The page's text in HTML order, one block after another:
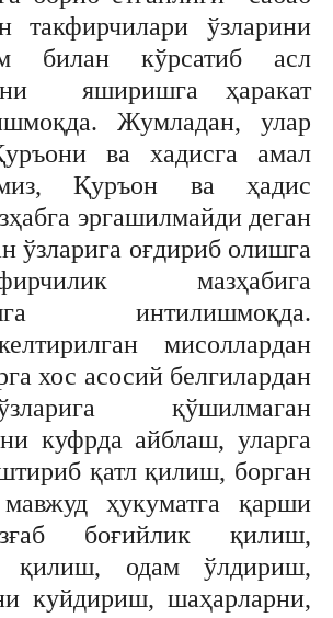
такфирчилари ўзларини
билан кўрсатиб асл
яширишга ҳаракат
Жумладан, улар
ва хадисга амал
Қуръон ва ҳадис
эргашилмайди деган
ўзларига оғдириб олишга
мазҳабига
интилишмоқда.
мисоллардан
хос асосий белгилардан
қўшилмаган
куфрда айблаш, уларга
қатл қилиш, борган
ҳукуматга қарши
боғийлик қилиш,
қилиш, одам ўлдириш,
куйдириш, шаҳарларни,